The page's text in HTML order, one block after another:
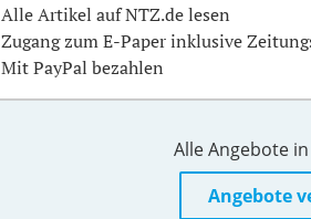
Alle Artikel auf NTZ.de lesen
Zugang zum E-Paper inklusive
Mit PayPal bezahlen
Alle Angebote
Angebote